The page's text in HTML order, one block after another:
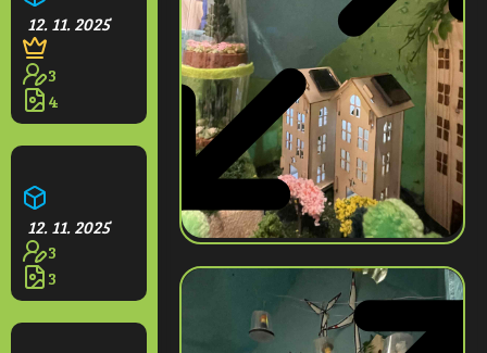
12. 11. 2025
3
4
12. 11. 2025
3
3